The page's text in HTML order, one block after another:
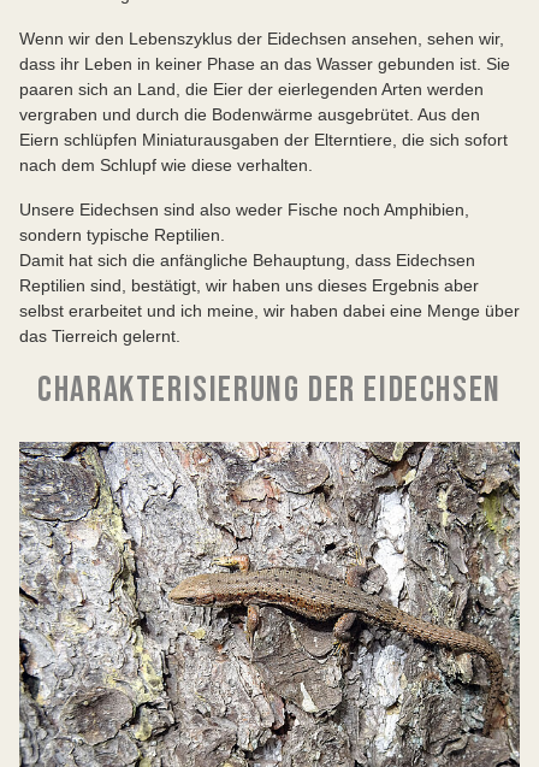
Wenn wir den Lebenszyklus der Eidechsen ansehen, sehen wir,
dass ihr Leben in keiner Phase an das Wasser gebunden ist. Sie
paaren sich an Land, die Eier der eierlegenden Arten werden
vergraben und durch die Bodenwärme ausgebrütet. Aus den
Eiern schlüpfen Miniaturausgaben der Elterntiere, die sich sofort
nach dem Schlupf wie diese verhalten.
Unsere Eidechsen sind also weder Fische noch Amphibien,
sondern typische Reptilien.
Damit hat sich die anfängliche Behauptung, dass Eidechsen
Reptilien sind, bestätigt, wir haben uns dieses Ergebnis aber
selbst erarbeitet und ich meine, wir haben dabei eine Menge über
das Tierreich gelernt.
CHARAKTERISIERUNG DER EIDECHSEN